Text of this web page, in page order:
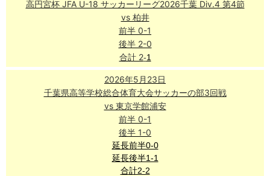
高円宮杯 JFA U-18 サッカーリーグ2026千葉 Div.4 第4節
vs 柏井
前半 0-1
後半 2-0
合計 2-1
2026年5月23日
千葉県高等学校総合体育大会サッカーの部3回戦
vs 東京学館浦安
前半 0-1
後半 1-0
延長前半0-0
延長後半1-1
合計2-2